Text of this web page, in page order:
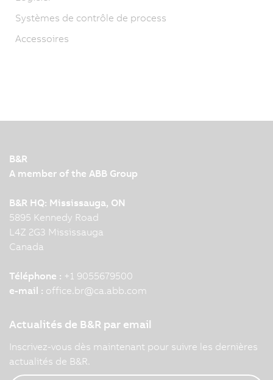
Systèmes de contrôle de process
Accessoires
B&R
A member of the ABB Group
B&R HQ: Mississauga, ON
5895 Kennedy Road
L4Z 2G3 Mississauga
Canada
Téléphone : +1 9055679500
e-mail : office.br@ca.abb.com
Actualités de B&R par email
Inscrivez-vous dès maintenant pour suivre les dernières
actualités de B&R.